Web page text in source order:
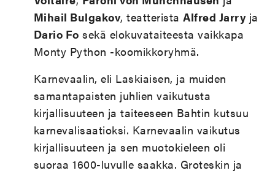
Mihail Bulgakov, teatteristaAlfred Jarry ja
Dario Fo sekä elokuvataiteesta vaikkapa
Monty Python -koomikkoryhmä.
Karnevaalin, eli Laskiaisen, ja muiden
samantapaisten juhlien vaikutusta
kirjallisuuteen ja taiteeseen Bahtin kutsuu
karnevalisaatioksi. Karnevaalin vaikutus
kirjallisuuteen ja sen muotokieleen oli
suoraa 1600-luvulle saakka. Groteskin ja